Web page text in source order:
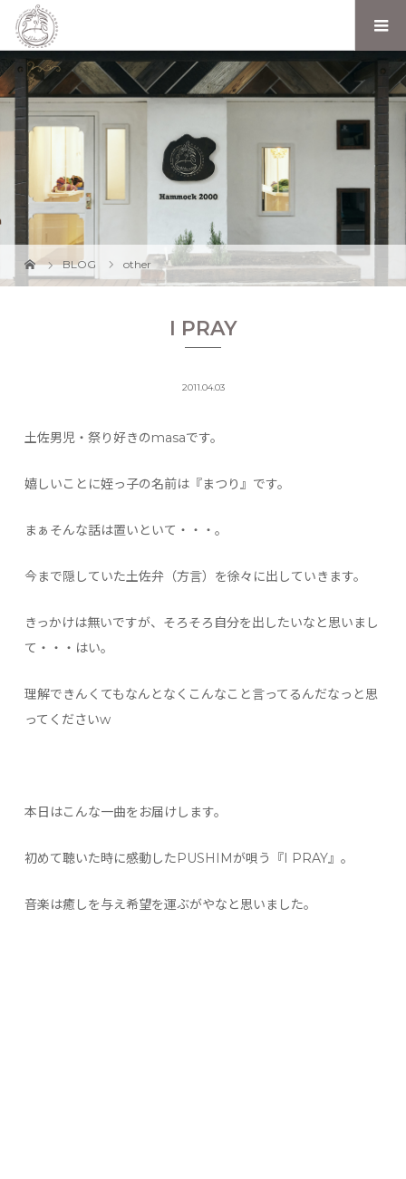
BLOG other
I PRAY
2011.04.03
土佐男児・祭り好きのmasaです。
嬉しいことに姪っ子の名前は『まつり』です。
まぁそんな話は置いといて・・・。
今まで隠していた土佐弁（方言）を徐々に出していきます。
きっかけは無いですが、そろそろ自分を出したいなと思いまし
て・・・はい。
理解できんくてもなんとなくこんなこと言ってるんだなっと思
ってくださいw
本日はこんな一曲をお届けします。
初めて聴いた時に感動したPUSHIMが唄う『I PRAY』。
音楽は癒しを与え希望を運ぶがやなと思いました。